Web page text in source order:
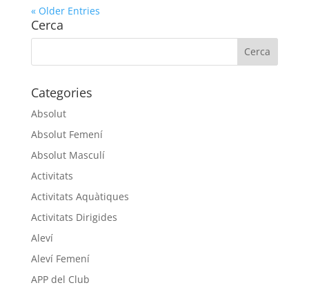
« Older Entries
Cerca
Categories
Absolut
Absolut Femení
Absolut Masculí
Activitats
Activitats Aquàtiques
Activitats Dirigides
Aleví
Aleví Femení
APP del Club